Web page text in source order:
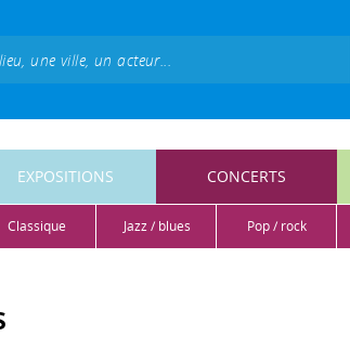
EXPOSITIONS CONCERTS
classique jazz / blues pop / rock